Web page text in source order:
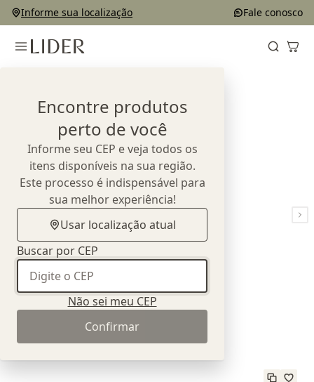
Informe sua localização Fale conosco
Encontre produtos
perto de você
Informe seu CEP e veja todos os
itens disponíveis na sua região.
Este processo é indispensável para
sua melhor experiência!
Usar localização atual
Buscar por CEP
Não sei meu CEP
Confirmar